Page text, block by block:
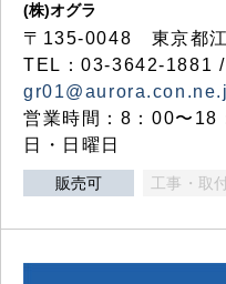
(株)オグラ
〒135-0048 東京都
TEL：03-3642-1881
営業時間：8：00〜18
日・日曜日
販売可 工事・取